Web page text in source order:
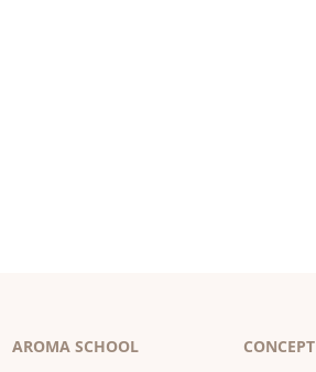
AROMA SCHOOL CONCEPT